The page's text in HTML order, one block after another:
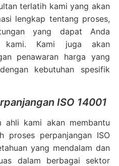
terlatih kami yang akan
lengkap tentang proses,
yang dapat Anda
kami. Kami juga akan
penawaran harga yang
kebutuhan spesifik
ISO 14001
ahli kami akan membantu
proses perpanjangan ISO
yang mendalam dan
dalam berbagai sektor